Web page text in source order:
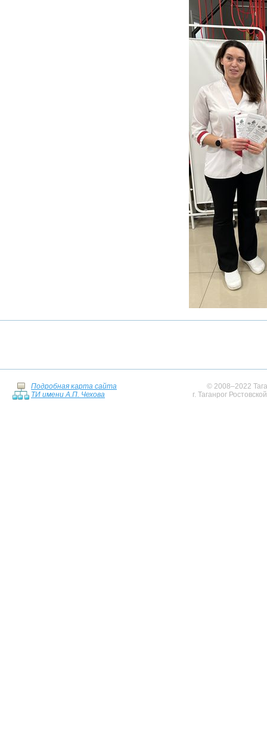
Подробная карта сайта
ТИ имени А.П. Чехова
© 2008–2022
г. Таганрог